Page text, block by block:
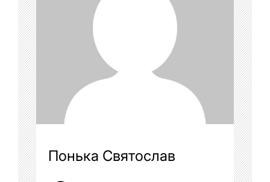
Понька Святослав